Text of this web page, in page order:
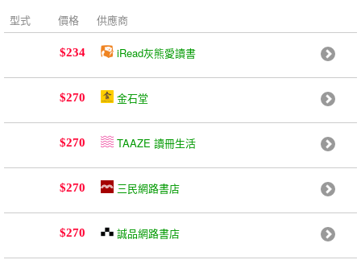
型式 價格 供應商
$234 iRead灰熊愛讀書
$270 金石堂
$270 TAAZE 讀冊生活
$270 三民網路書店
$270 誠品網路書店